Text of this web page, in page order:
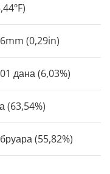
(0,29in)
дана (6,03%)
(63,54%)
(55,82%)